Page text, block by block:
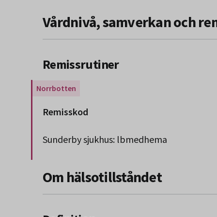
Vårdnivå, samverkan och
Remissrutiner
Gäller endast för Region Norrbotten.
Remisskod
Sunderby sjukhus: lbmedhema
Om hälsotillståndet